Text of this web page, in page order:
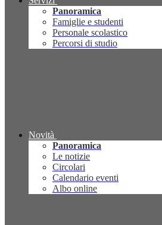
Panoramica
Famiglie e studenti
Personale scolastico
Percorsi di studio
Novità
Panoramica
Le notizie
Circolari
Calendario eventi
Albo online